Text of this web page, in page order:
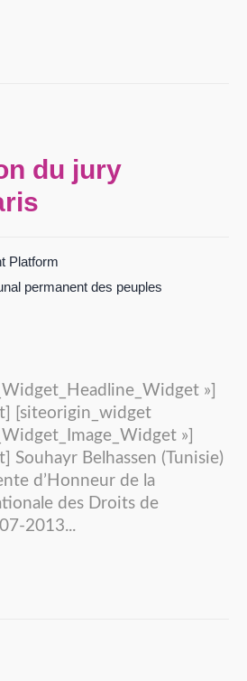
du jury
Platform
permanent des peuples
»]
[siteorigin_widget
»]
Souhayr Belhassen (Tunisie)
d’Honneur de la
des Droits de
2013...